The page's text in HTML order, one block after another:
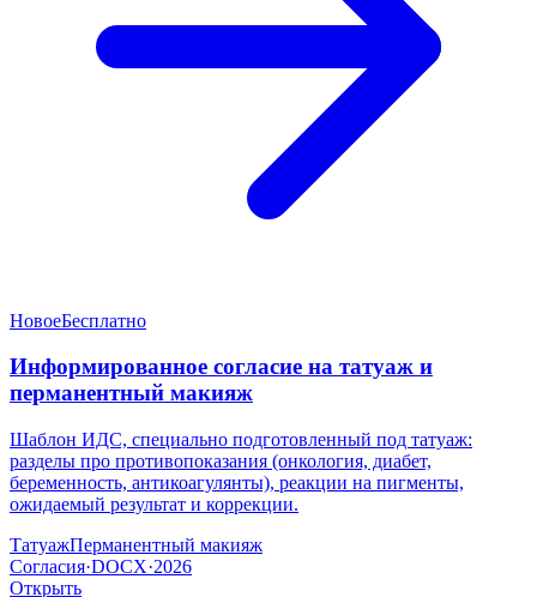
НовоеБесплатно
Информированное согласие на татуаж и
перманентный макияж
Шаблон ИДС, специально подготовленный под татуаж:
разделы про противопоказания (онкология, диабет,
беременность, антикоагулянты), реакции на пигменты,
ожидаемый результат и коррекции.
ТатуажПерманентный макияж
Согласия·DOCX·2026
Открыть